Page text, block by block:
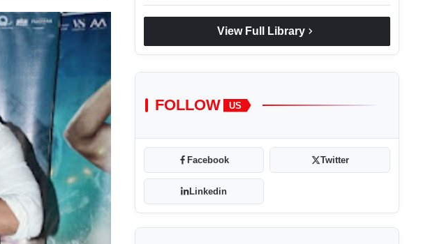
View Full Library chevron_right
FOLLOW US
Facebook Twitter
Linkedin